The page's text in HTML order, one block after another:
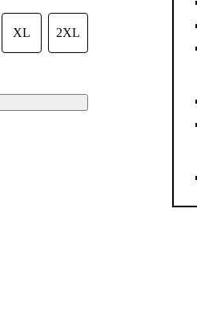
XL 2XL